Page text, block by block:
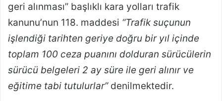
geri alınması” başlıklı kara yolları trafik
kanunu’nun 118. maddesi “Trafik suçunun
işlendiği tarihten geriye doğru bir yıl içinde
toplam 100 ceza puanını dolduran sürücülerin
sürücü belgeleri 2 ay süre ile geri alınır ve
eğitime tabi tutulurlar”denilmektedir.